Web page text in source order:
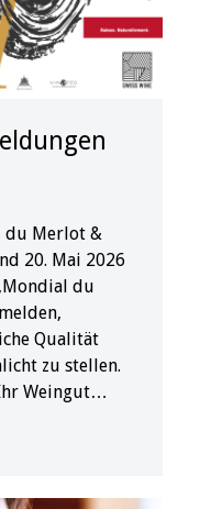
du Merlot &
20. Mai 2026
du
Qualität
zu stellen.
Weingut…